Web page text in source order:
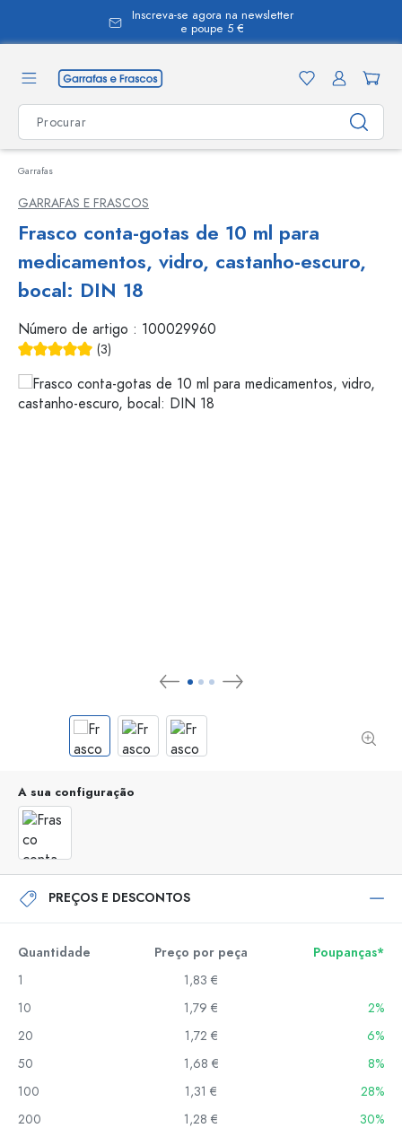
Inscreva-se agora na newsletter
e poupe 5 €
Garrafas
GARRAFAS E FRASCOS
Frasco conta-gotas de 10 ml para
medicamentos, vidro, castanho-escuro,
bocal: DIN 18
Número de artigo : 100029960
(3)
A sua configuração
PREÇOS E DESCONTOS
Quantidade Preço por peça
Poupanças*
1
1,83 €
10
1,79 €
2%
20
1,72 €
6%
50
1,68 €
8%
100
1,31 €
28%
200
1,28 €
30%